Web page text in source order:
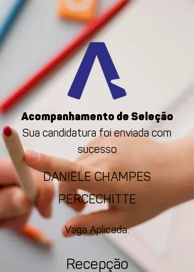
Acompanhamento de Seleção
Sua candidatura foi enviada com
sucesso
DANIELE CHAMPES
PERCECHITTE
Vaga Aplicada:
Recepção